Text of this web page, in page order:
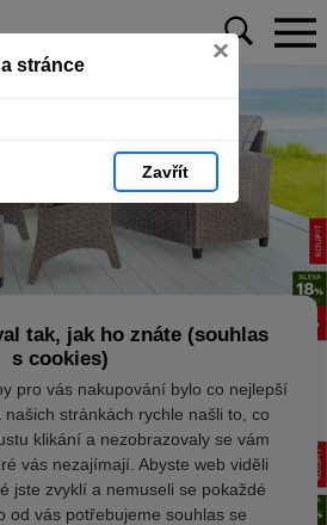
stránce ×
Zavřít
tak, jak ho znáte (souhlas
s cookies)
pro vás nakupování bylo co nejlepší
našich stránkách rychle našli to, co
klikání a nezobrazovaly se vám
vás nezajímají. Abyste web viděli
jste zvyklí a nemuseli se pokaždé
od vás potřebujeme souhlas se